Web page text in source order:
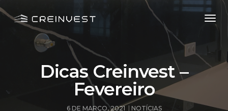
Dicas Creinvest –
Fevereiro
6 DE MARÇO, 2021 NOTÍCIAS